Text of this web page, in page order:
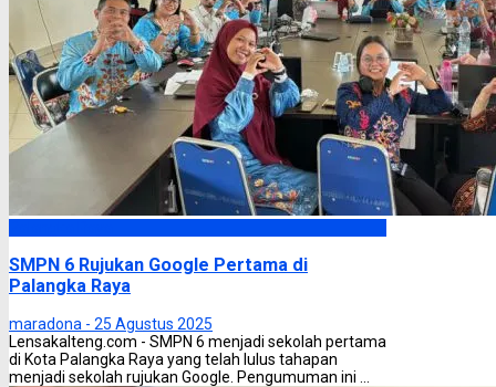
SMPN 6 Rujukan Google Pertama di
Palangka Raya
maradona - 25 Agustus 2025
Lensakalteng.com - SMPN 6 menjadi sekolah pertama
di Kota Palangka Raya yang telah lulus tahapan
menjadi sekolah rujukan Google. Pengumuman ini ...